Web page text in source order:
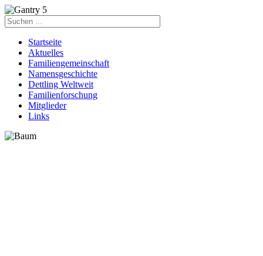
Startseite
Aktuelles
Familiengemeinschaft
Namensgeschichte
Dettling Weltweit
Familienforschung
Mitglieder
Links